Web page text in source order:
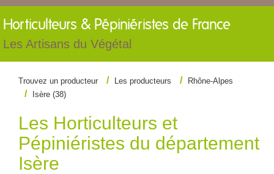
Horticulteurs & Pépiniéristes de France
Les Artisans du Végétal
Trouvez un producteur Les producteurs
Rhône-Alpes
Isère (38)
Les Horticulteurs et
Pépiniéristes du département
Isère